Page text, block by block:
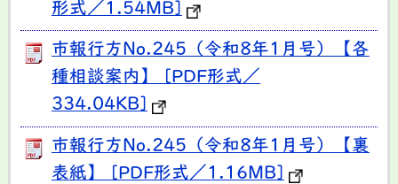
形式／1.54MB]
市報行方No.245（令和8年1月号）【各
種相談案内】 [PDF形式／
334.04KB]
市報行方No.245（令和8年1月号）【裏
表紙】 [PDF形式／1.16MB]